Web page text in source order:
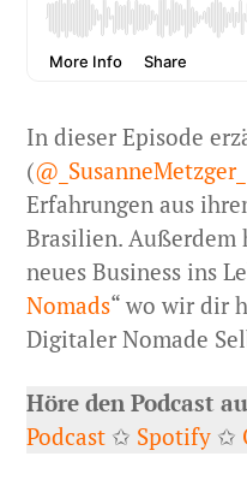
In dieser Episode
(
Erfahrungen aus
Brasilien. Außerdem
neues Business ins
Nomads“ wo wir dir
Digitaler Nomade
Höre den Podcast
Podcast ✩ Spotify ✩